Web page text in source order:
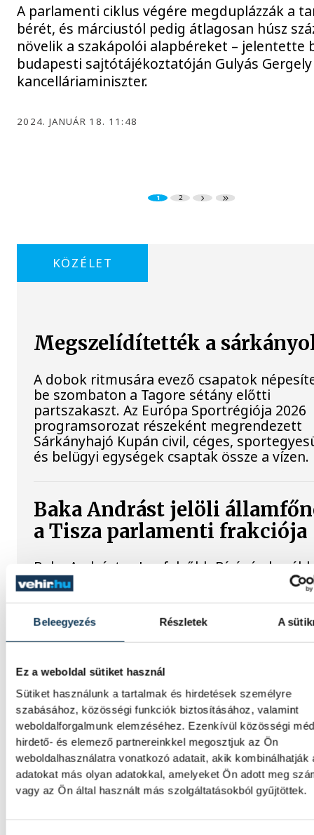
Beleegyezés Részletek A
Ez a weboldal sütiket használ
Sütiket használunk a tartalmak és hirdetések személyre
szabásához, közösségi funkciók biztosításához, valamint
weboldalforgalmunk elemzéséhez. Ezenkívül közösségi
hirdető- és elemező partnereinkkel megosztjuk az Ön
weboldalhasználatra vonatkozó adatait, akik kombinálhatják
adatokat más olyan adatokkal, amelyeket Ön adott meg
vagy az Ön által használt más szolgáltatásokból gyűjtöttek.
A parlamenti ciklus végére megduplázzák a
bérét, és márciustól pedig átlagosan húsz
növelik a szakápolói alapbéreket – jelentette
budapesti sajtótájékoztatóján Gulyás Gergely
kancelláriaminiszter.
2024. JANUÁR 18. 11:48
1 2
KÖZÉLET
Megszelídítették a
A dobok ritmusára evező csapatok
be szombaton a Tagore sétány előtti
partszakaszt. Az Európa Sportrégiója 2026
programsorozat részeként megrendezett
Sárkányhajó Kupán civil, céges,
és belügyi egységek csaptak össze a vízen.
Baka Andrást jelöli
a Tisza parlamenti frakciója
Baka Andrást, a Legfelsőbb Bíróság
elnökét jelöli köztársasági elnöknek a
parlamenti frakciója.
Egy furcsa halkonzerv lett
Strandétele - mutatjuk!
A Balatoni Kör idén tizenkettedik
hirdette meg az év strandétele versenyt,
amelyre minden eddiginél több, 22
vendéglátóhely 44 étellel indult. Egy
hely nyert...
Meglepték az elemzőket a